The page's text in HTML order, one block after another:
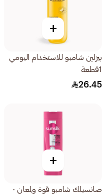
+
بيزلين شامبو للاستخدام اليومي
1قطعة
26.45
+
صانسيلك شامبو قوة ولمعان -